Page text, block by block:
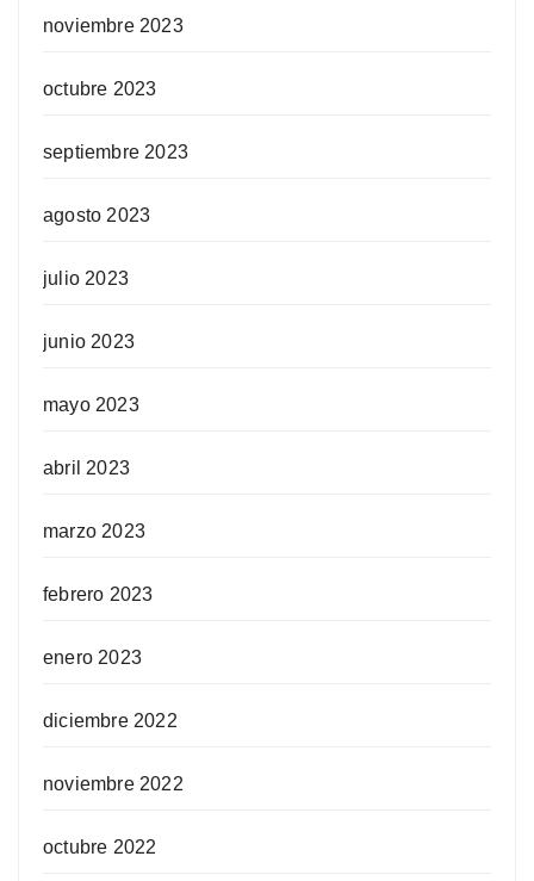
noviembre 2023
octubre 2023
septiembre 2023
agosto 2023
julio 2023
junio 2023
mayo 2023
abril 2023
marzo 2023
febrero 2023
enero 2023
diciembre 2022
noviembre 2022
octubre 2022